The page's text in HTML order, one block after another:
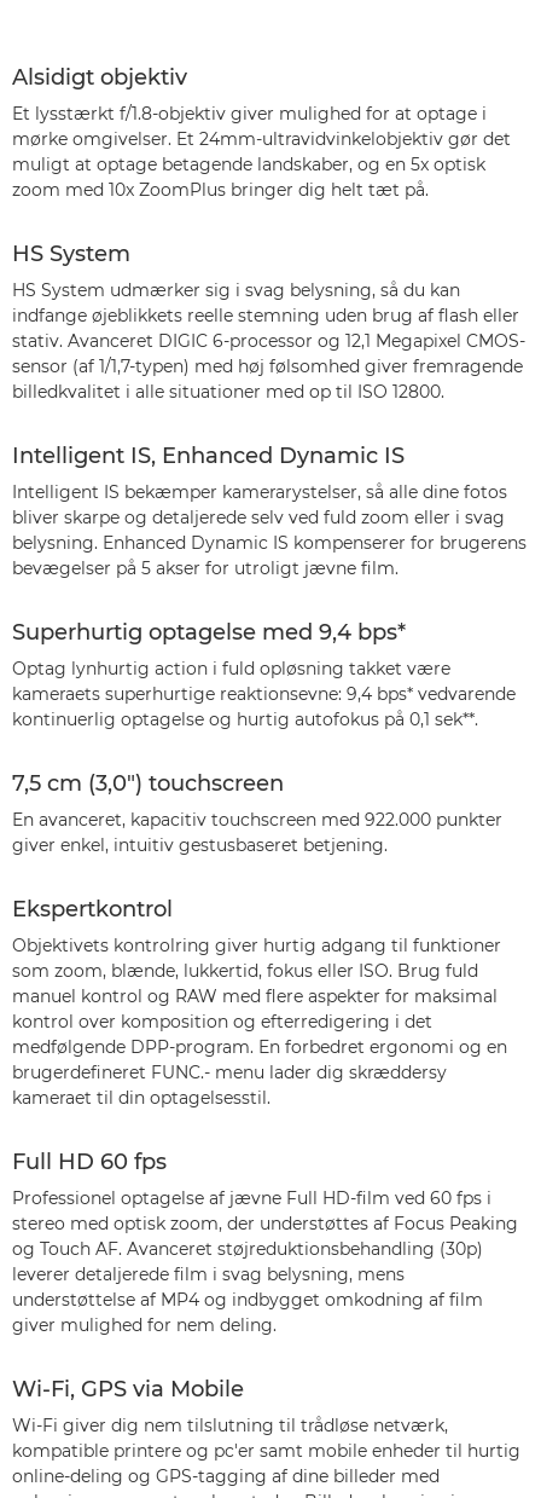
Alsidigt objektiv
Et lysstærkt f/1.8-objektiv giver mulighed for at optage i
mørke omgivelser. Et 24mm-ultravidvinkelobjektiv gør det
muligt at optage betagende landskaber, og en 5x optisk
zoom med 10x ZoomPlus bringer dig helt tæt på.
HS System
HS System udmærker sig i svag belysning, så du kan
indfange øjeblikkets reelle stemning uden brug af flash eller
stativ. Avanceret DIGIC 6-processor og 12,1 Megapixel CMOS-
sensor (af 1/1,7-typen) med høj følsomhed giver fremragende
billedkvalitet i alle situationer med op til ISO 12800.
Intelligent IS, Enhanced Dynamic IS
Intelligent IS bekæmper kamerarystelser, så alle dine fotos
bliver skarpe og detaljerede selv ved fuld zoom eller i svag
belysning. Enhanced Dynamic IS kompenserer for brugerens
bevægelser på 5 akser for utroligt jævne film.
Superhurtig optagelse med 9,4 bps*
Optag lynhurtig action i fuld opløsning takket være
kameraets superhurtige reaktionsevne: 9,4 bps* vedvarende
kontinuerlig optagelse og hurtig autofokus på 0,1 sek**.
7,5 cm (3,0") touchscreen
En avanceret, kapacitiv touchscreen med 922.000 punkter
giver enkel, intuitiv gestusbaseret betjening.
Ekspertkontrol
Objektivets kontrolring giver hurtig adgang til funktioner
som zoom, blænde, lukkertid, fokus eller ISO. Brug fuld
manuel kontrol og RAW med flere aspekter for maksimal
kontrol over komposition og efterredigering i det
medfølgende DPP-program. En forbedret ergonomi og en
brugerdefineret FUNC.- menu lader dig skræddersy
kameraet til din optagelsesstil.
Full HD 60 fps
Professionel optagelse af jævne Full HD-film ved 60 fps i
stereo med optisk zoom, der understøttes af Focus Peaking
og Touch AF. Avanceret støjreduktionsbehandling (30p)
leverer detaljerede film i svag belysning, mens
understøttelse af MP4 og indbygget omkodning af film
giver mulighed for nem deling.
Wi-Fi, GPS via Mobile
Wi-Fi giver dig nem tilslutning til trådløse netværk,
kompatible printere og pc'er samt mobile enheder til hurtig
online-deling og GPS-tagging af dine billeder med